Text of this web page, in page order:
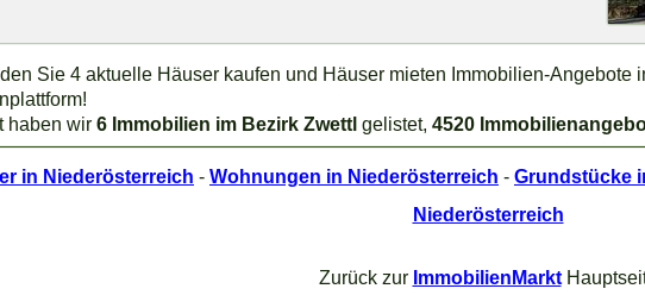
Sie 4 aktuelle Häuser kaufen und Häuser mieten Immobilien-Angebote
haben wir 6 Immobilien im Bezirk Zwettl gelistet, 4520
in Niederösterreich - Wohnungen in Niederösterreich - Grundstücke
Niederösterreich
Zurück zur ImmobilienMarkt